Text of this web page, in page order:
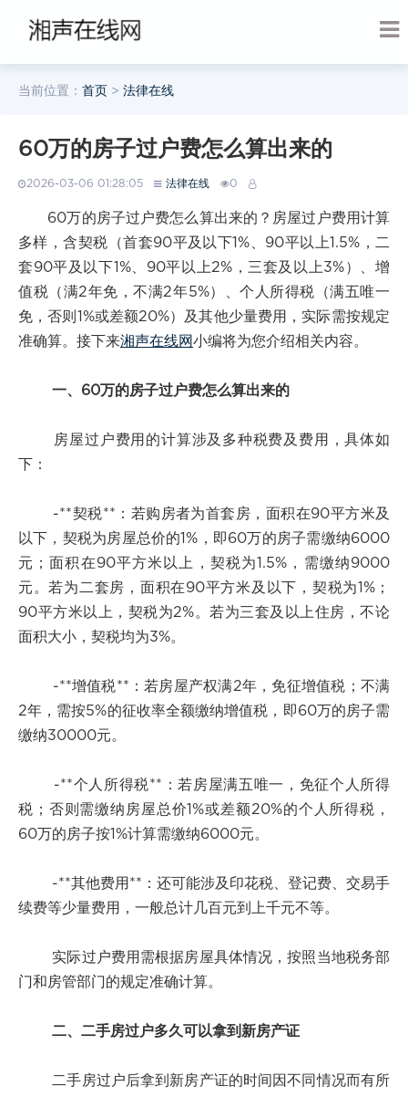
当前位置： 首页 > 法律在线
60万的房子过户费怎么算出来的
2026-03-06 01:28:05 法律在线 0
60万的房子过户费怎么算出来的？房屋过户费用计算
多样，含契税（首套90平及以下1%、90平以上1.5%，二
套90平及以下1%、90平以上2%，三套及以上3%）、增
值税（满2年免，不满2年5%）、个人所得税（满五唯一
免，否则1%或差额20%）及其他少量费用，实际需按规定
准确算。接下来湘声在线网小编将为您介绍相关内容。
一、60万的房子过户费怎么算出来的
房屋过户费用的计算涉及多种税费及费用，具体如
下：
-**契税**：若购房者为首套房，面积在90平方米及
以下，契税为房屋总价的1%，即60万的房子需缴纳6000
元；面积在90平方米以上，契税为1.5%，需缴纳9000
元。若为二套房，面积在90平方米及以下，契税为1%；
90平方米以上，契税为2%。若为三套及以上住房，不论
面积大小，契税均为3%。
-**增值税**：若房屋产权满2年，免征增值税；不满
2年，需按5%的征收率全额缴纳增值税，即60万的房子需
缴纳30000元。
-**个人所得税**：若房屋满五唯一，免征个人所得
税；否则需缴纳房屋总价1%或差额20%的个人所得税，
60万的房子按1%计算需缴纳6000元。
-**其他费用**：还可能涉及印花税、登记费、交易手
续费等少量费用，一般总计几百元到上千元不等。
实际过户费用需根据房屋具体情况，按照当地税务部
门和房管部门的规定准确计算。
二、二手房过户多久可以拿到新房产证
二手房过户后拿到新房产证的时间因不同情况而有所